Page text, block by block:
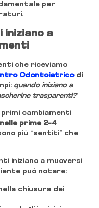
per
iniziano a
che riceviamo
Odontoiatricodi
quando iniziano a
trasparenti?
cambiamenti
prime 2–4
più “sentiti” che
iniziano a muoversi
può notare:
chiusura dei